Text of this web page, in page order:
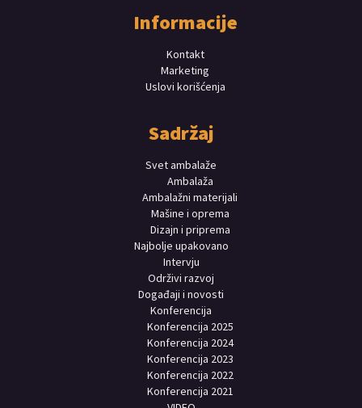
Informacije
Kontakt
Marketing
Uslovi korišćenja
Sadržaj
Svet ambalaže
Ambalaža
Ambalažni materijali
Mašine i oprema
Dizajn i priprema
Najbolje upakovano
Intervju
Održivi razvoj
Događaji i novosti
Konferencija
Konferencija 2025
Konferencija 2024
Konferencija 2023
Konferencija 2022
Konferencija 2021